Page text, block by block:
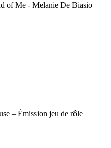
of Me - Melanie De Biasio
– Émission jeu de rôle